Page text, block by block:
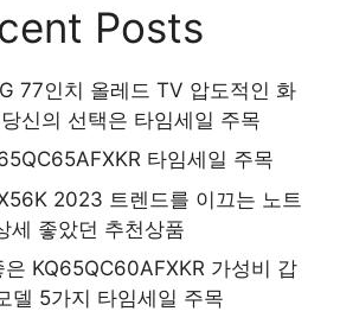
Posts
77인치 올레드 TV 압도적인 화
신의 선택은 타임세일 주목
타임세일 주목
2023 트렌드를 이끄는 노트
세 좋았던 추천상품
KQ65QC60AFXKR 가성비 갑
델 5가지 타임세일 주목